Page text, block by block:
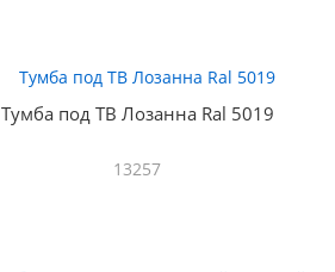
Тумба под ТВ Лозанна Ral 5019
13257